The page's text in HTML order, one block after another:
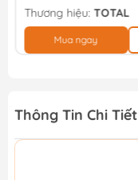
Thương hiệu: TOTAL
Mua ngay
Thông Tin Chi Tiết